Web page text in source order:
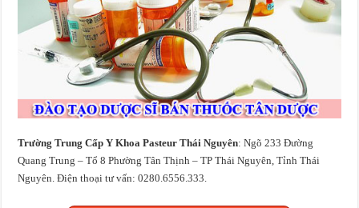
Trường Trung Cấp Y Khoa Pasteur Thái Nguyên: Ngõ 233 Đường
Quang Trung – Tổ 8 Phường Tân Thịnh – TP Thái Nguyên, Tỉnh Thái
Nguyên. Điện thoại tư vấn: 0280.6556.333.